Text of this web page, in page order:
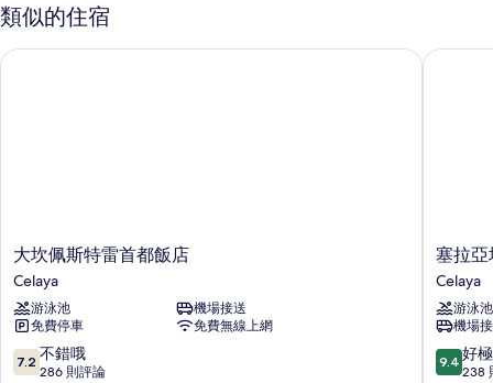
所
有
放
式
房
類似的住宿
大
坎
佩
斯
特
雷
首
大坎佩斯特雷首都飯店
Celaya
游泳池
機場接送
免費停車
免費無線上網
7.2
分，
7.2 不錯哦
286 則評論
大坎佩斯特雷首都飯店
塞
拉
亞
坎
德
伍
德
塞拉亞
Celaya
游泳池
機場
9.4
分，
9.4 好
238
塞拉亞